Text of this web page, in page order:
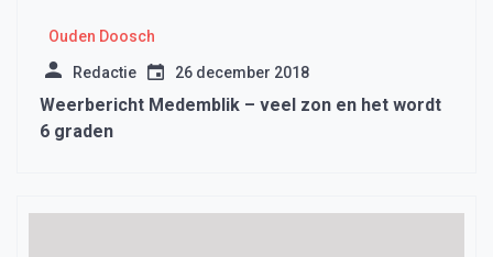
Ouden Doosch
Redactie 26 december 2018
Weerbericht Medemblik – veel zon en het wordt
6 graden